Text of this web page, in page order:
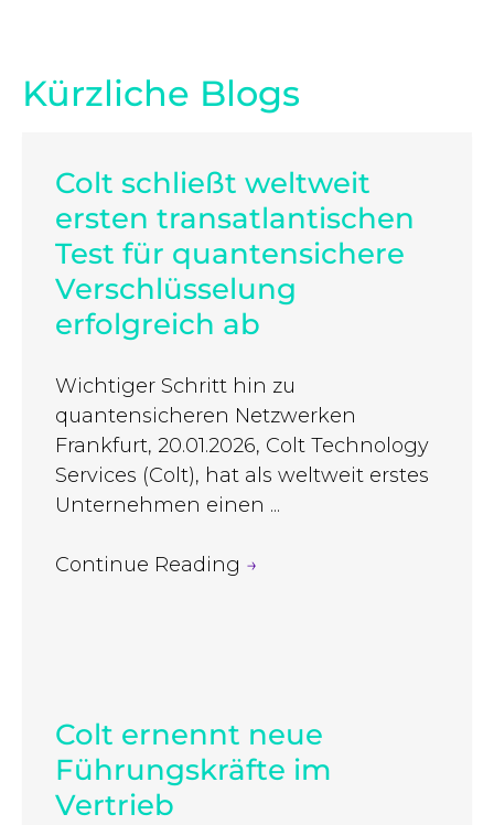
Kürzliche Blogs
Colt schließt weltweit
ersten transatlantischen
Test für quantensichere
Verschlüsselung
erfolgreich ab
Wichtiger Schritt hin zu
quantensicheren Netzwerken
Frankfurt, 20.01.2026, Colt Technology
Services (Colt), hat als weltweit erstes
Unternehmen einen ...
Continue Reading →
Colt ernennt neue
Führungskräfte im
Vertrieb